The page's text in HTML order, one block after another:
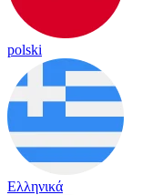
polski
Ελληνικά